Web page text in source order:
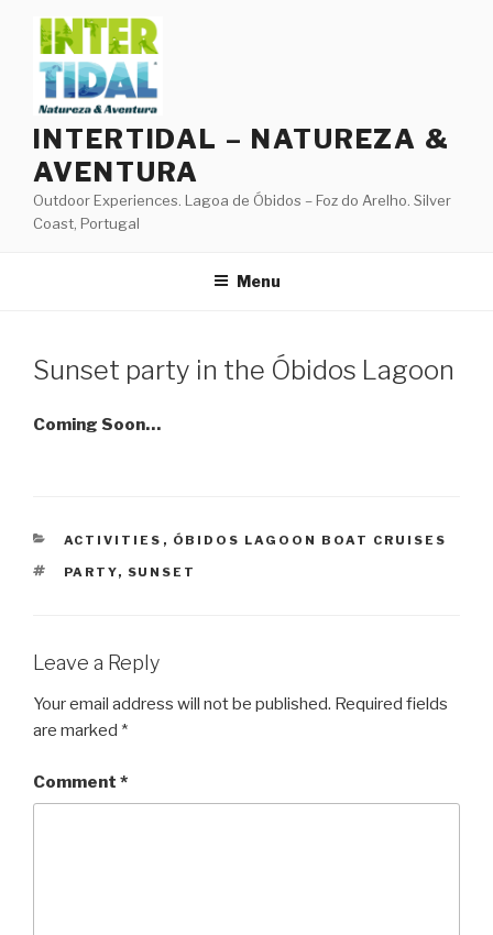
content
INTERTIDAL – NATUREZA &
AVENTURA
Outdoor Experiences. Lagoa de Óbidos – Foz do Arelho. Silver
Coast, Portugal
Menu
Sunset party in the Óbidos Lagoon
Coming Soon…
CATEGORIES
ACTIVITIES , ÓBIDOS LAGOON BOAT CRUISES
TAGS
PARTY, SUNSET
Leave a Reply
Your email address will not be published. Required fields
are marked *
Comment *